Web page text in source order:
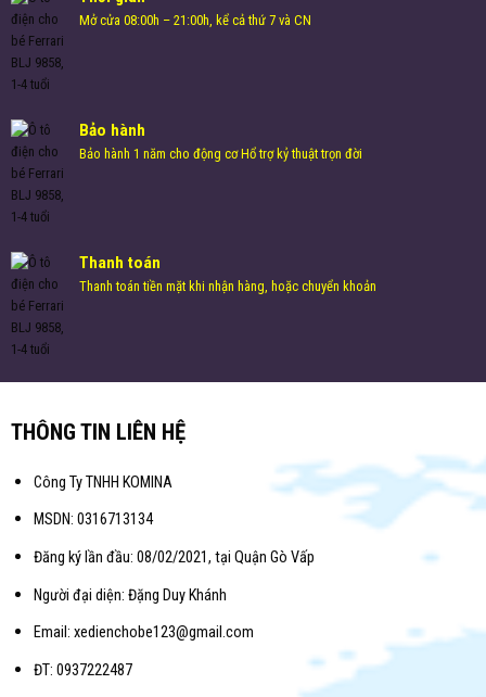
Mở cửa 08:00h – 21:00h, kể cả thứ 7 và CN
Bảo hành
Bảo hành 1 năm cho động cơ Hổ trợ kỷ thuật trọn đời
Thanh toán
Thanh toán tiền mặt khi nhận hàng, hoặc chuyển khoản
THÔNG TIN LIÊN HỆ
Công Ty TNHH KOMINA
MSDN: 0316713134
Đăng ký lần đầu: 08/02/2021, tại Quận Gò Vấp
Người đại diện: Đặng Duy Khánh
Email: xedienchobe123@gmail.com
ĐT: 0937222487